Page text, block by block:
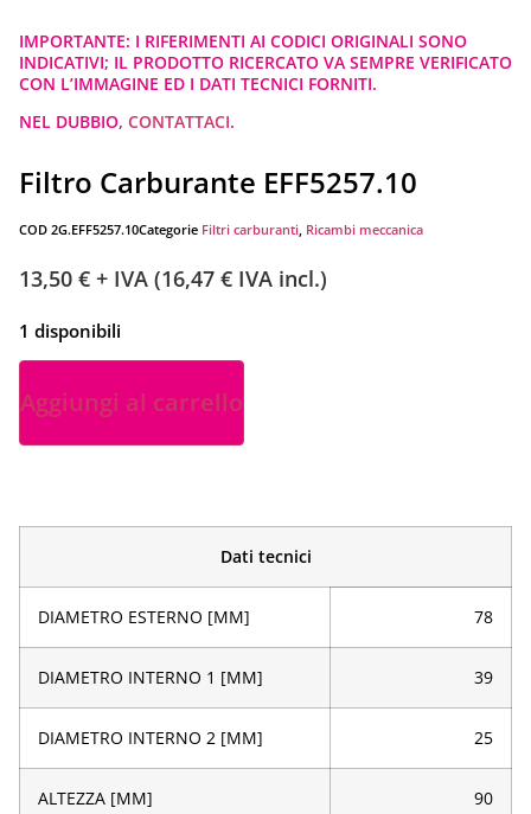
IMPORTANTE: I RIFERIMENTI AI CODICI ORIGINALI SONO
INDICATIVI; IL PRODOTTO RICERCATO VA SEMPRE VERIFICATO
CON L’IMMAGINE ED I DATI TECNICI FORNITI.
NEL DUBBIO, CONTATTACI.
Filtro Carburante EFF5257.10
COD 2G.EFF5257.10Categorie Filtri carburanti, Ricambi meccanica
13,50 € + IVA (16,47 € IVA incl.)
1 disponibili
Aggiungi al carrello
Dati tecnici
DIAMETRO ESTERNO [MM] 78
DIAMETRO INTERNO 1 [MM] 39
DIAMETRO INTERNO 2 [MM] 25
ALTEZZA [MM] 90